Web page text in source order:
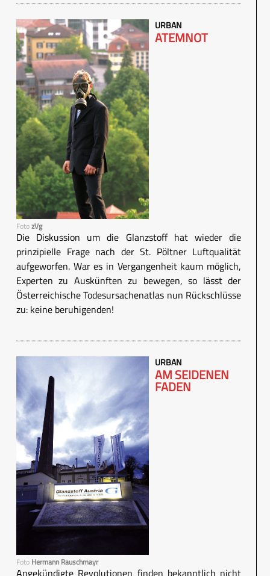
FotozVg
URBAN
ATEMNOT
Die Diskussion um die Glanzstoff hat wieder die
prinzipielle Frage nach der St. Pöltner Luftqualität
aufgeworfen. War es in Vergangenheit kaum möglich,
Experten zu Auskünften zu bewegen, so lässt der
Österreichische Todesursachenatlas nun Rückschlüsse
zu: keine beruhigenden!
Foto Hermann Rauschmayr
URBAN
AM SEIDENEN
FADEN
Angekündigte Revolutionen finden bekanntlich nicht